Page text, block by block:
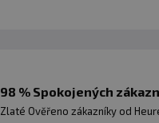
98 % Spokojených
Zlaté Ověřeno zákazníky od